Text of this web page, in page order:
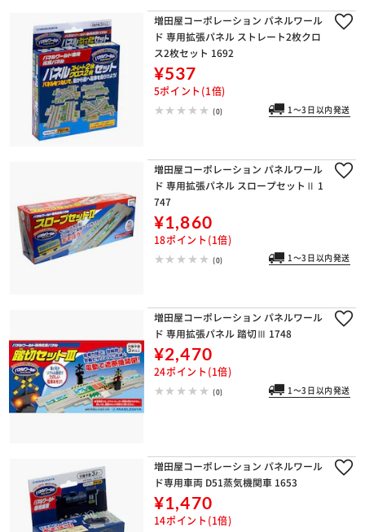
増田屋コーポレーション パネルワール
ド 専用拡張パネル ストレート2枚クロ
ス2枚セット 1692
¥537
5ポイント(1倍)
(0) 1～3日以内発送
増田屋コーポレーション パネルワール
ド 専用拡張パネル スロープセットⅡ 1
747
¥1,860
18ポイント(1倍)
(0) 1～3日以内発送
増田屋コーポレーション パネルワール
ド 専用拡張パネル 踏切Ⅲ 1748
¥2,470
24ポイント(1倍)
(0) 1～3日以内発送
増田屋コーポレーション パネルワール
ド専用車両 D51蒸気機関車 1653
¥1,470
14ポイント(1倍)